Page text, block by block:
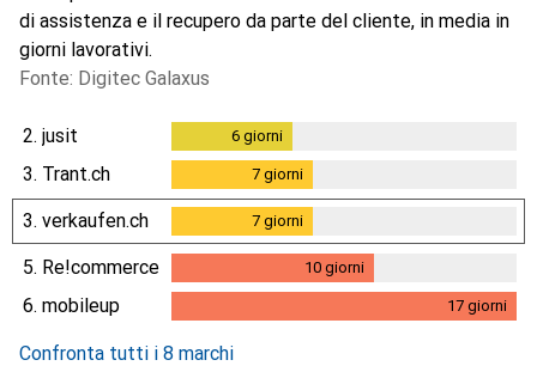
di assistenza e il recupero da parte del cliente, in media in
giorni lavorativi.
Fonte: Digitec Galaxus
2. jusit 6 giorni
3. Trant.ch 7 giorni
3. verkaufen.ch 7 giorni
5. Re!commerce 10 giorni
6. mobileup 17 giorni
Confronta tutti i 8 marchi